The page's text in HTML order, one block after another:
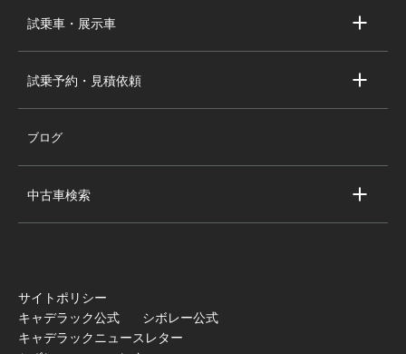
個人情報の取り扱い
シボレー新車即納車
試乗車・展示車
シボレー試乗車・展示車
試乗予約・見積依頼
試乗予約
ブログ
中古車検索
全国の注目の中古車
サイトポリシー
キャデラック公式
シボレー公式
キャデラックニュースレター